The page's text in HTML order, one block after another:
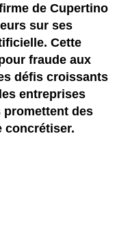
de Cupertino
sur ses
Cette
fraude aux
défis croissants
entreprises
des
concrétiser.